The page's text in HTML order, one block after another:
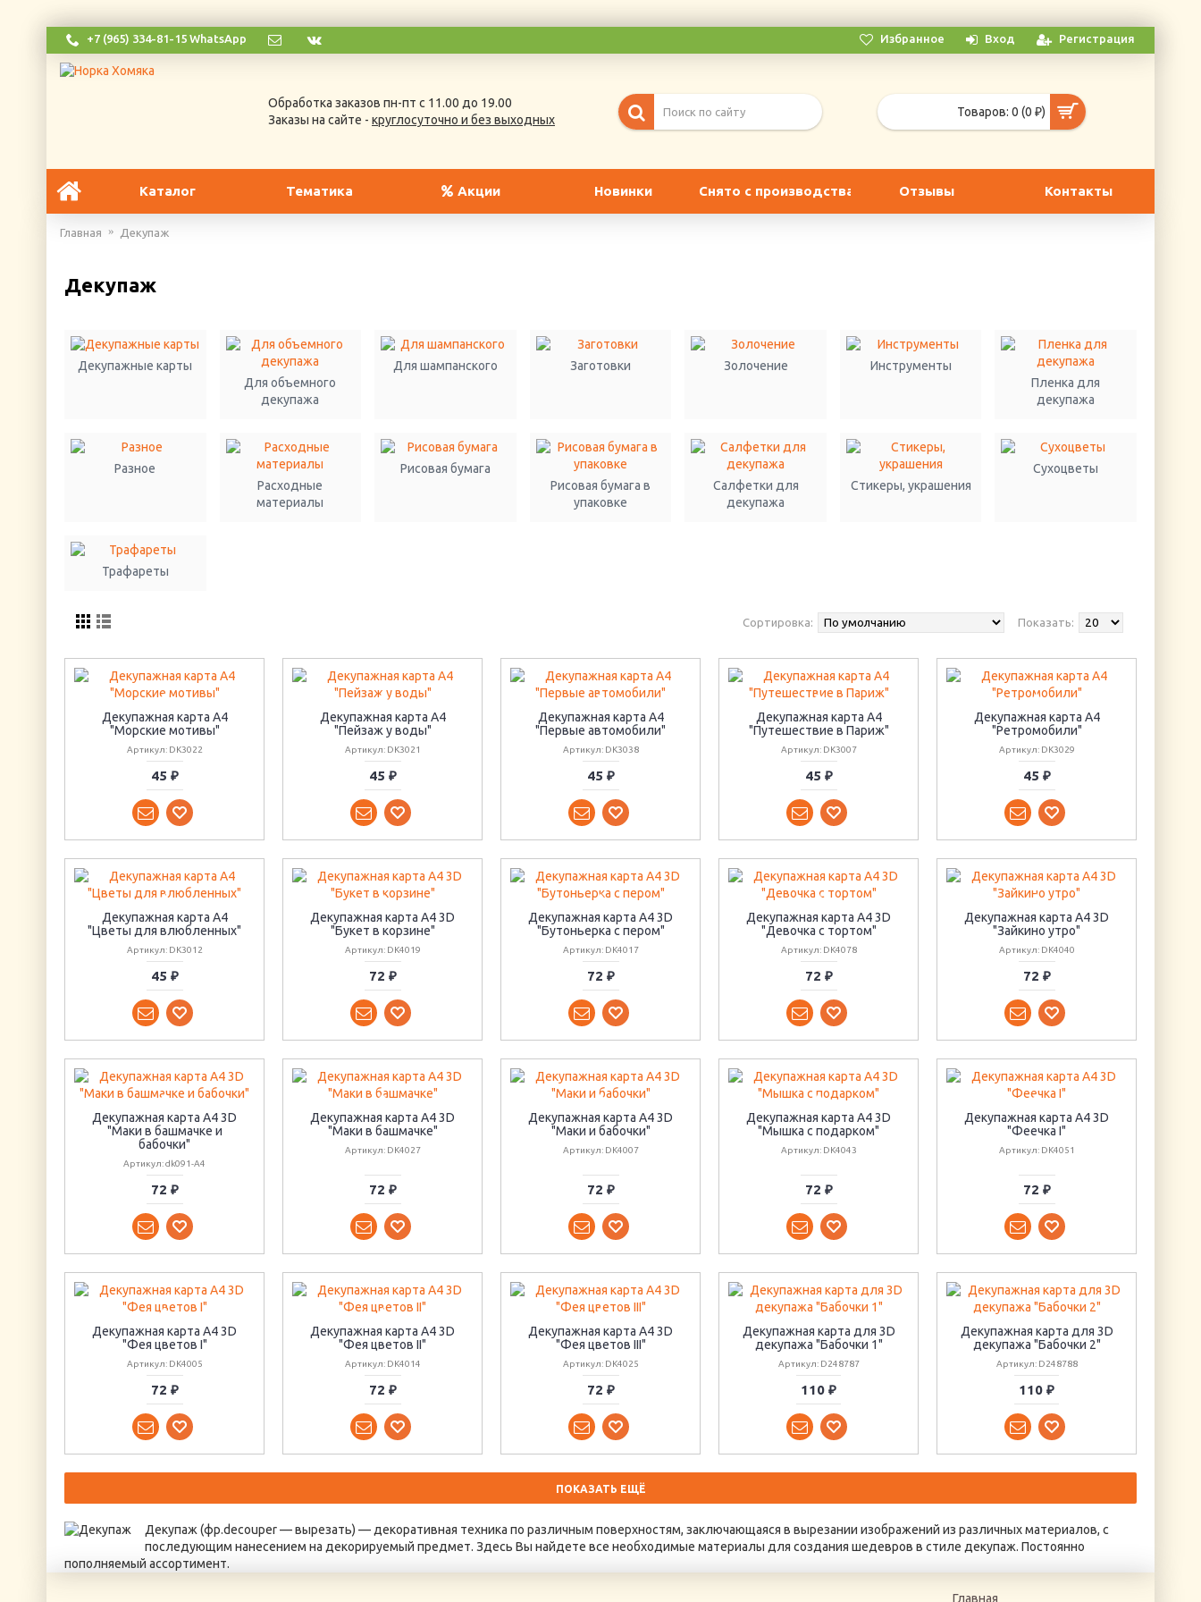
+7 (965) 334-81-15 WhatsApp Избранное Вход Регистрация
Обработка заказов пн-пт с 11.00 до 19.00
Заказы на сайте - круглосуточно и без выходных
Товаров: 0 (0 ₽)
Каталог Тематика Акции Новинки Снято с производства Отзывы Контакты
Главная Декупаж
Декупаж
Декупажные карты
Для объемного
декупажа
Для шампанского Заготовки Золочение
Инструменты
Пленка для
декупажа
Разное
Расходные
материалы
Рисовая бумага
Рисовая бумага в
упаковке
Салфетки для
декупажа
Стикеры, украшения
Сухоцветы
Трафареты
Показать:
Сортировка:
Декупажная карта А4
"Морские мотивы"
Артикул: DK3022
45 ₽
Декупажная карта А4
"Пейзаж у воды"
Артикул: DK3021
45 ₽
Декупажная карта А4
"Первые автомобили"
Артикул: DK3038
45 ₽
Декупажная карта А4
"Путешествие в Париж"
Артикул: DK3007
45 ₽
Декупажная карта А4
"Ретромобили"
Артикул: DK3029
45 ₽
Декупажная карта А4
"Цветы для влюбленных"
Артикул: DK3012
45 ₽
Декупажная карта А4 3D
"Букет в корзине"
Артикул: DK4019
72 ₽
Декупажная карта А4 3D
"Бутоньерка с пером"
Артикул: DK4017
72 ₽
Декупажная карта А4 3D
"Девочка с тортом"
Артикул: DK4078
72 ₽
Декупажная карта А4 3D
"Зайкино утро"
Артикул: DK4040
72 ₽
Декупажная карта А4 3D
"Маки в башмачке и
бабочки"
Артикул: dk091-A4
72 ₽
Декупажная карта А4 3D
"Маки в башмачке"
Артикул: DK4027
72 ₽
Декупажная карта А4 3D
"Маки и бабочки"
Артикул: DK4007
72 ₽
Декупажная карта А4 3D
"Мышка с подарком"
Артикул: DK4043
72 ₽
Декупажная карта А4 3D
"Феечка I"
Артикул: DK4051
72 ₽
Декупажная карта А4 3D
"Фея цветов I"
Артикул: DK4005
72 ₽
Декупажная карта А4 3D
"Фея цветов II"
Артикул: DK4014
72 ₽
Декупажная карта А4 3D
"Фея цветов III"
Артикул: DK4025
72 ₽
Декупажная карта для 3D
декупажа "Бабочки 1"
Артикул: D248787
110 ₽
Декупажная карта для 3D
декупажа "Бабочки 2"
Артикул: D248788
110 ₽
ПОКАЗАТЬ ЕЩЁ
Декупаж (фр.decouper — вырезать) — декоративная техника по различным поверхностям, заключающаяся в вырезании изображений из различных материалов, с
последующим нанесением на декорируемый предмет. Здесь Вы найдете все необходимые материалы для создания шедевров в стиле декупаж. Постоянно
пополняемый ассортимент.
Главная